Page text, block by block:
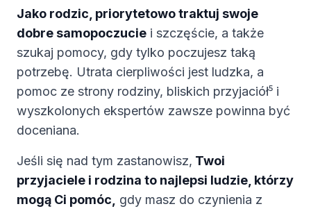
Jako rodzic, priorytetowo traktuj swoje
dobre samopoczucie i szczęście, a także
szukaj pomocy, gdy tylko poczujesz taką
potrzebę. Utrata cierpliwości jest ludzka, a
pomoc ze strony rodziny, bliskich przyjaciół⁵ i
wyszkolonych ekspertów zawsze powinna być
doceniana.
Jeśli się nad tym zastanowisz, Twoi
przyjaciele i rodzina to najlepsi ludzie, którzy
mogą Ci pomóc,
gdy masz do czynienia z